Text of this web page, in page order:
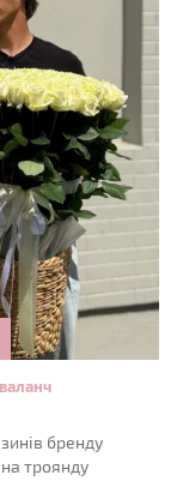
бренду
на троянду